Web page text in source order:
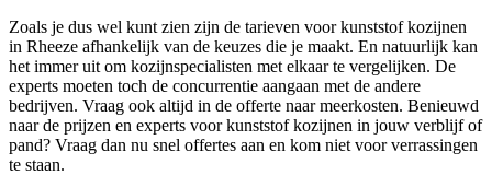
Zoals je dus wel kunt zien zijn de tarieven voor kunststof kozijnen
in Rheeze afhankelijk van de keuzes die je maakt. En natuurlijk kan
het immer uit om kozijnspecialisten met elkaar te vergelijken. De
experts moeten toch de concurrentie aangaan met de andere
bedrijven. Vraag ook altijd in de offerte naar meerkosten. Benieuwd
naar de prijzen en experts voor kunststof kozijnen in jouw verblijf of
pand? Vraag dan nu snel offertes aan en kom niet voor verrassingen
te staan.